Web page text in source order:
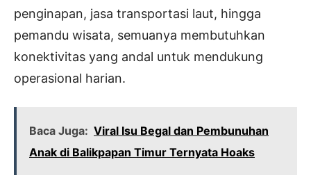
penginapan, jasa transportasi laut, hingga
pemandu wisata, semuanya membutuhkan
konektivitas yang andal untuk mendukung
operasional harian.
Baca Juga: Viral Isu Begal dan Pembunuhan
Anak di Balikpapan Timur Ternyata Hoaks